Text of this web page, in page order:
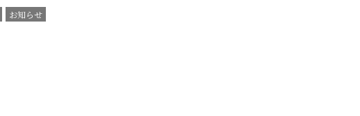
お知らせ